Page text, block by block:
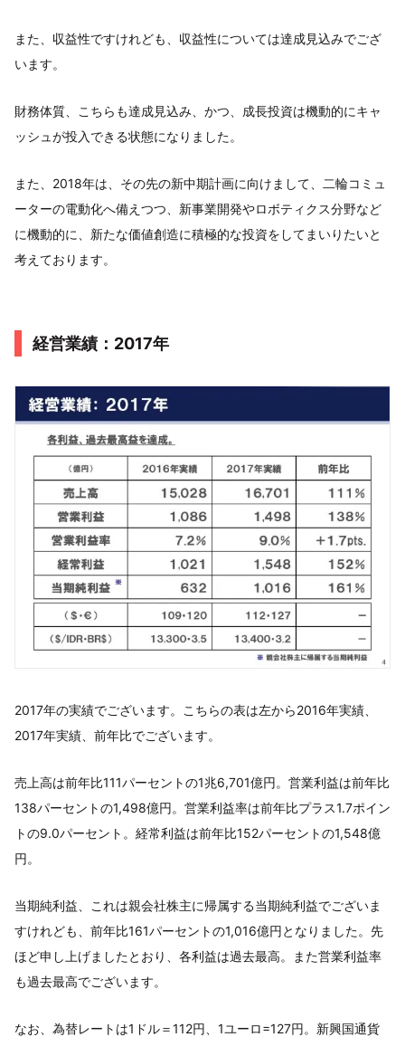
また、収益性ですけれども、収益性については達成見込みでござ
います。
財務体質、こちらも達成見込み、かつ、成長投資は機動的にキャ
ッシュが投入できる状態になりました。
また、2018年は、その先の新中期計画に向けまして、二輪コミュ
ーターの電動化へ備えつつ、新事業開発やロボティクス分野など
に機動的に、新たな価値創造に積極的な投資をしてまいりたいと
考えております。
経営業績：2017年
2017年の実績でございます。こちらの表は左から2016年実績、
2017年実績、前年比でございます。
売上高は前年比111パーセントの1兆6,701億円。営業利益は前年比
138パーセントの1,498億円。営業利益率は前年比プラス1.7ポイン
トの9.0パーセント。経常利益は前年比152パーセントの1,548億
円。
当期純利益、これは親会社株主に帰属する当期純利益でございま
すけれども、前年比161パーセントの1,016億円となりました。先
ほど申し上げましたとおり、各利益は過去最高。また営業利益率
も過去最高でございます。
なお、為替レートは1ドル＝112円、1ユーロ=127円。新興国通貨